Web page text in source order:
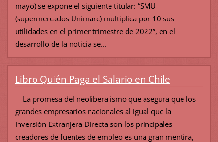
mayo) se expone el siguiente titular: “SMU
(supermercados Unimarc) multiplica por 10 sus
utilidades en el primer trimestre de 2022”, en el
desarrollo de la noticia se...
Libro Quién Paga el Salario en Chile
La promesa del neoliberalismo que asegura que los
grandes empresarios nacionales al igual que la
Inversión Extranjera Directa son los principales
creadores de fuentes de empleo es una gran mentira,